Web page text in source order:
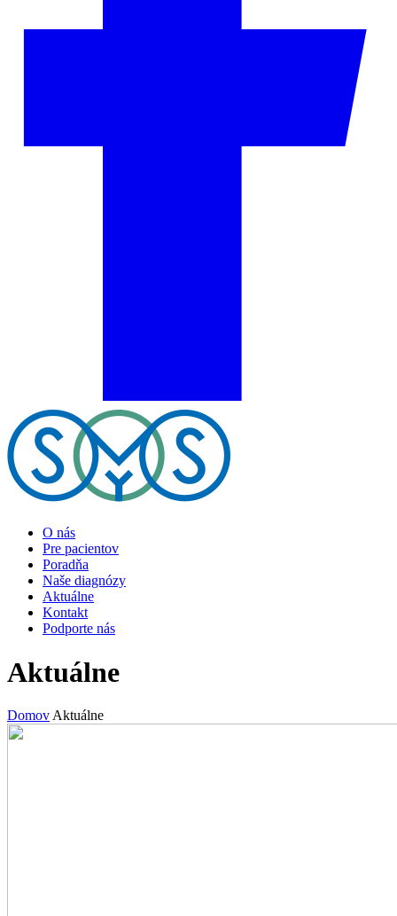
O nás
Pre pacientov
Poradňa
Naše diagnózy
Aktuálne
Kontakt
Podporte nás
Aktuálne
Domov Aktuálne